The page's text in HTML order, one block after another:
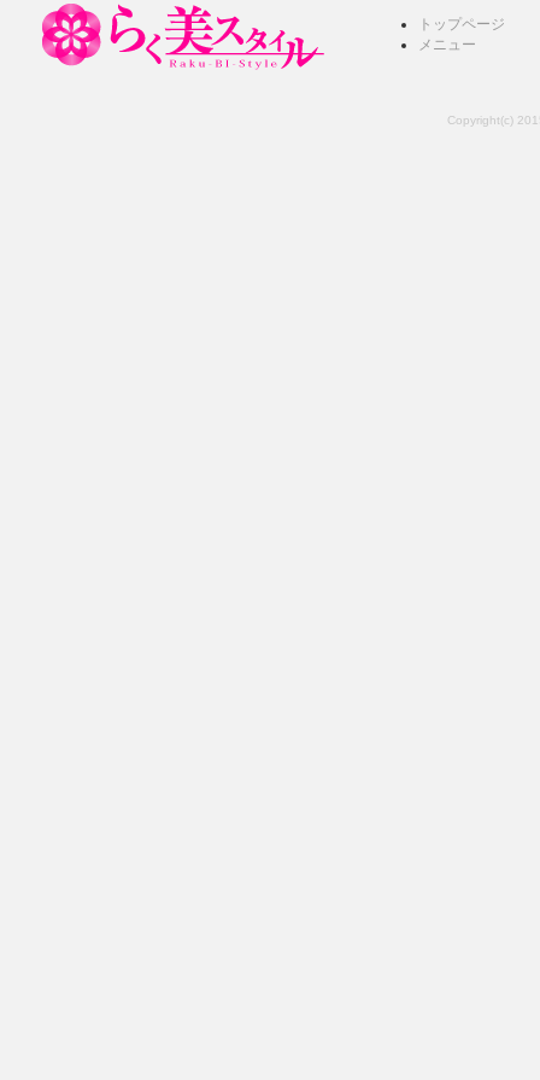
トップページ
メニュー
Copyright(c)